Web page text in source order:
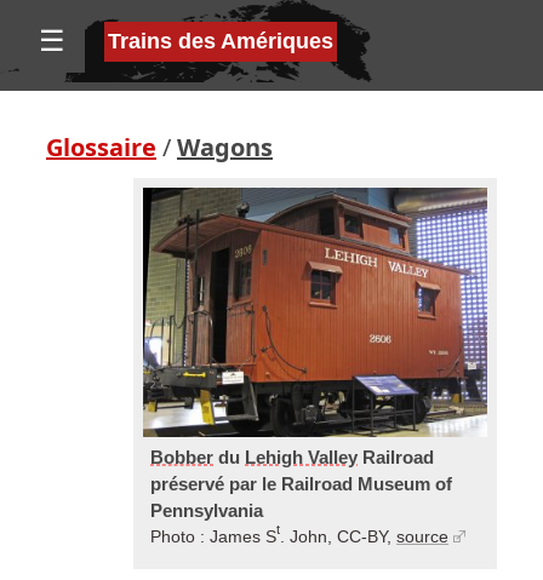
☰ Trains des Amériques
Glossaire /Wagons
Bobber du Lehigh Valley Railroad
préservé par le Railroad Museum of
Pennsylvania
Photo : James St. John, CC-BY, source